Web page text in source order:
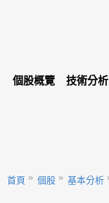
個股概覽 技術分析
首頁 個股 基本分析